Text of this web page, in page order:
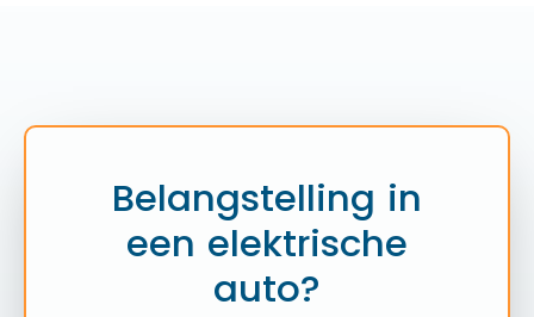
Belangstelling in
een elektrische
auto?